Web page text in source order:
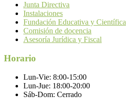
Junta Directiva
Instalaciones
Fundación Educativa y Científica
Comisión de docencia
Asesoría Jurídica y Fiscal
Horario
Lun-Vie: 8:00-15:00
Lun-Jue: 18:00-20:00
Sáb-Dom: Cerrado